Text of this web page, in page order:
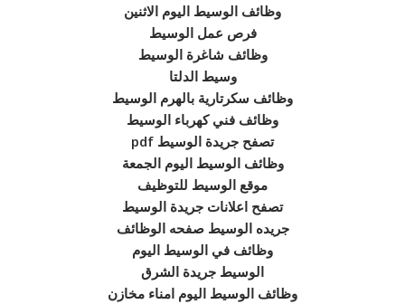
وظائف الوسيط اليوم الاثنين
فرص عمل الوسيط
وظائف شاغرة الوسيط
وسيط الدلتا
وظائف سكرتارية بالهرم الوسيط
وظائف فني كهرباء الوسيط
تصفح جريدة الوسيط pdf
وظائف الوسيط اليوم الجمعة
موقع الوسيط للتوظيف
تصفح اعلانات جريدة الوسيط
جريده الوسيط صفحه الوظائف
وظائف في الوسيط اليوم
الوسيط جريدة الشرق
وظائف الوسيط اليوم امناء مخازن